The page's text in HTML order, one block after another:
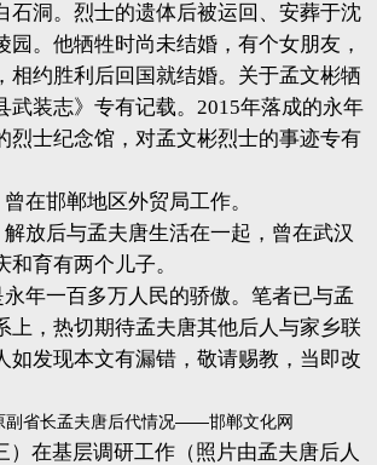
石洞。烈士的遗体后被运回、安葬于沈
园。他牺牲时尚未结婚，有个女朋友，
相约胜利后回国就结婚。关于孟文彬牺
武装志》专有记载。2015年落成的永年
烈士纪念馆，对孟文彬烈士的事迹专有
在邯郸地区外贸局工作。
放后与孟夫唐生活在一起，曾在武汉
和育有两个儿子。
年一百多万人民的骄傲。笔者已与孟
上，热切期待孟夫唐其他后人与家乡联
如发现本文有漏错，敬请赐教，当即改
）在基层调研工作（照片由孟夫唐后人